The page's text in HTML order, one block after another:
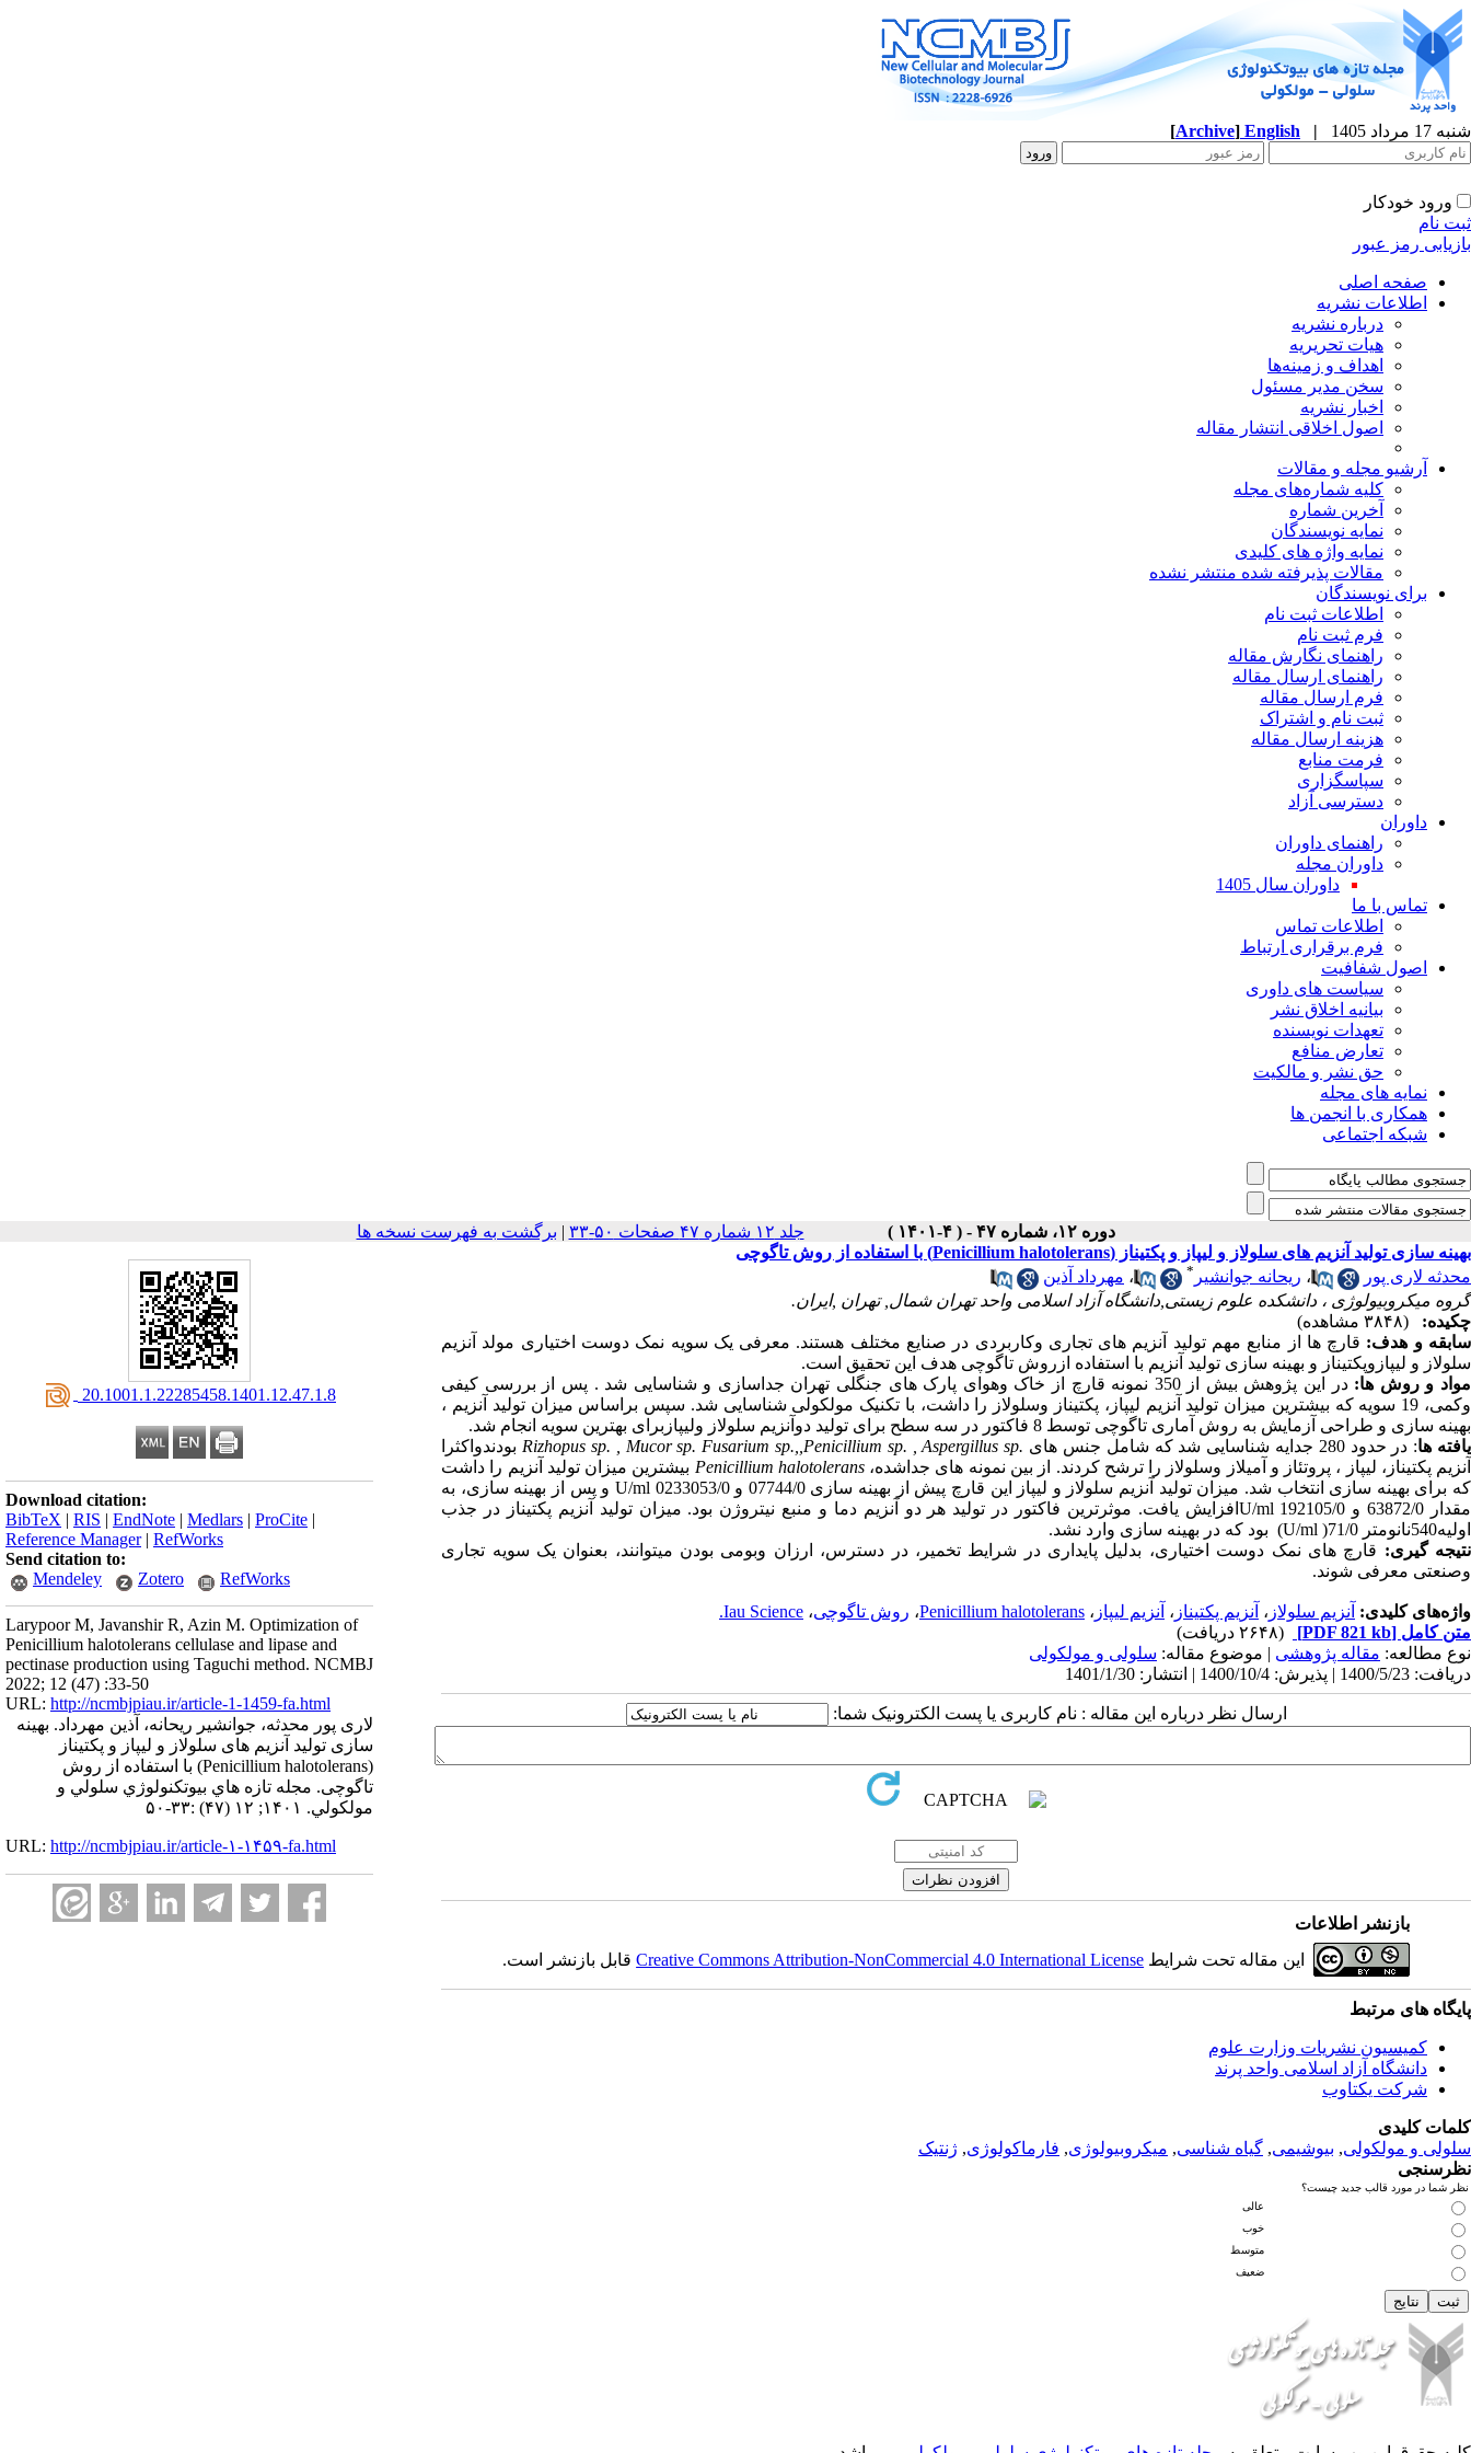
شنبه 17 مرداد 1405 |
English
[Archive]
ورود خودکار
ثبت نام
بازیابی رمز عبور
صفحه اصلی
اطلاعات نشریه
درباره نشریه
هیات تحریریه
اهداف و زمینه‌ها
سخن مدیر مسئول
اخبار نشریه
اصول اخلاقی انتشار مقاله
آرشیو مجله و مقالات
کلیه شماره‌های مجله
آخرین شماره
نمایه نویسندگان
نمایه واژه های کلیدی
مقالات پذیرفته شده منتشر نشده
برای نویسندگان
اطلاعات ثبت نام
فرم ثبت نام
راهنمای نگارش مقاله
راهنمای ارسال مقاله
فرم ارسال مقاله
ثبت نام و اشتراک
هزینه ارسال مقاله
فرمت منابع
سپاسگزاری
دسترسی آزاد
داوران
راهنمای داوران
داوران مجله
داوران سال 1405
تماس با ما
اطلاعات تماس
فرم برقراری ارتباط
اصول شفافیت
سیاست های داوری
بیانیه اخلاق نشر
تعهدات نویسنده
تعارض منافع
حق نشر و مالکیت
نمایه های مجله
همکاری با انجمن ها
شبکه اجتماعی
دوره ۱۲، شماره ۴۷ - ( ۴-۱۴۰۱ ) جلد ۱۲ شماره ۴۷ صفحات ۵۰-۳۳ | برگشت به فهرست نسخه ها
‎ 20.1001.1.22285458.1401.12.47.1.8
Download citation:
BibTeX | RIS | EndNote | Medlars | ProCite |
Reference Manager| RefWorks
Send citation to:
Mendeley
Zotero RefWorks
Larypoor M, Javanshir R, Azin M. Optimization of
Penicillium halotolerans cellulase and lipase and
pectinase production using Taguchi method. NCMBJ
2022; 12 (47) :33-50
URL: http://ncmbjpiau.ir/article-1-1459-fa.html
لاری پور محدثه، جوانشیر ریحانه، آذین مهرداد. بهینه
سازی تولید آنزیم های سلولاز و لیپاز و پکتیناز
(Penicillium halotolerans) با استفاده از روش
تاگوچی. مجله تازه هاي بيوتكنولوژي سلولي و
مولكولي. ۱۴۰۱; ۱۲ (۴۷) :۳۳-۵۰
URL: http://ncmbjpiau.ir/article-۱-۱۴۵۹-fa.html
بهینه سازی تولید آنزیم های سلولاز و لیپاز و پکتیناز (Penicillium halotolerans) با استفاده از روش تاگوچی
محدثه لاری پور
، ریحانه جوانشیر * ، مهرداد آذین
گروه میکروبیولوژی ، دانشکده علوم زیستی,دانشگاه آزاد اسلامی واحد تهران شمال, تهران ,ایران.
چکیده:
(۳۸۴۸ مشاهده)
سابقه و هدف: قارچ ها
از منابع مهم تولید آنزیم های تجاری وکاربردی در صنایع مختلف هستند. معرفی یک سویه نمک دوست اختیاری مولد آنزیم
سلولاز و لیپازوپکتیناز و بهینه سازی تولید آنزیم با استفاده ازروش تاگوچی هدف این تحقیق است.
مواد و روش ها:
در این پژوهش بیش از 350 نمونه قارچ از خاک وهوای پارک های جنگلی تهران جداسازی و شناسایی شد . پس از بررسی کیفی
وکمی، 19 سویه که بیشترین میزان تولید آنزیم لیپاز، پکتیناز وسلولاز را داشت، با تکنیک مولکولی شناسایی شد.
سپس براساس میزان تولید آنزیم ،
بهینه سازی و طراحی آزمایش به روش آماری تاگوچی توسط 8 فاکتور در سه سطح برای تولید دوآنزیم سلولاز ولیپازبرای بهترین سویه انجام شد.
یافته ها: در حدود 280 جدایه شناسایی شد که شامل جنس های Aspergillus sp.
Penicillium sp.
Fusarium sp.,
Mucor sp.
Rizhopus sp. بودندواکثرا
آنزیم پکتیناز، لیپاز ، پروتئاز و آمیلاز وسلولاز را ترشح کردند.
از بین نمونه های جداشده،Penicillium halotolerans بیشترین میزان تولید آنزیم را داشت
که برای بهینه سازی انتخاب شد. میزان تولید آنزیم سلولاز و لیپاز این قارچ پیش از بهینه سازی 07744/0 و 0233053/0
U/ml و پس از بهینه سازی، به
مقدار 63872/0 و 192105/0
U/ml افزایش یافت. موثرترین فاکتور در تولید هر دو آنزیم دما و منبع نیتروژن بود. میزان تولید آنزیم پکتیناز در جذب
اولیه540نانومتر
71/0
)
(U/ml بود که در بهینه سازی وارد نشد.
نتیجه گیری: قارچ های نمک دوست اختیاری، بدلیل پایداری در شرایط تخمیر، در دسترس، ارزان وبومی بودن میتوانند، بعنوان یک سویه تجاری
وصنعتی معرفی شوند.
واژه‌های کلیدی: آنزیم سلولاز ، آنزیم پکتیناز ، آنزیم لیپاز ، Penicillium halotolerans، روش تاگوچی، Iau Science.
متن کامل [PDF 821 kb]
(۲۶۴۸ دریافت)
نوع مطالعه: مقاله پژوهشی | موضوع مقاله: سلولی و مولکولی
دریافت: 1400/5/23 | پذیرش: 1400/10/4 | انتشار: 1401/1/30
ارسال نظر درباره این مقاله : نام کاربری یا پست الکترونیک شما:
بازنشر اطلاعات
این مقاله تحت شرایط Creative Commons Attribution-NonCommercial 4.0 International Licenseقابل بازنشر است.
پایگاه های مرتبط
کمیسیون نشریات وزارت علوم
دانشگاه آزاد اسلامی واحد پرند
شرکت یکتاوب
کلمات کلیدی
سلولی و مولکولی, بیوشیمی, گیاه شناسی, میکروبیولوژی, فارماکولوژی, ژنتیک
نظرسنجی
نظر شما در مورد قالب جدید چیست؟
عالی
خوب
متوسط
ضعیف